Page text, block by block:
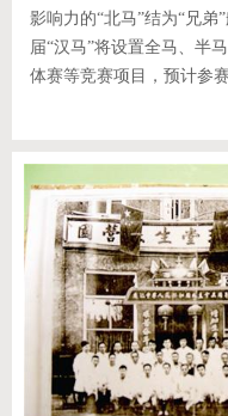
影响力的“北马”结为“兄弟
届“汉马”将设置全马、半
体赛等竞赛项目，预计参